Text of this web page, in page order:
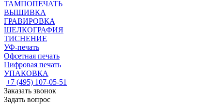
ТАМПОПЕЧАТЬ
ВЫШИВКА
ГРАВИРОВКА
ШЕЛКОГРАФИЯ
ТИСНЕНИЕ
УФ-печать
Офсетная печать
Цифровая печать
УПАКОВКА
+7 (495) 107-05-51
Заказать звонок
Задать вопрос